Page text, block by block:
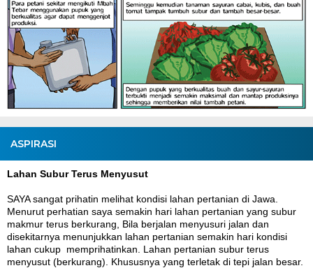
ASPIRASI
Lahan Subur Terus Menyusut
SAYA sangat prihatin melihat kondisi lahan pertanian di Jawa.
Menurut perhatian saya semakin hari lahan pertanian yang subur
makmur terus berkurang, Bila berjalan menyusuri jalan dan
disekitarnya menunjukkan lahan pertanian semakin hari kondisi
lahan cukup memprihatinkan. Lahan pertanian subur terus
menyusut (berkurang). Khususnya yang terletak di tepi jalan besar.